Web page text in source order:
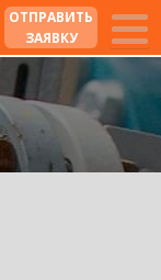
ОТПРАВИТЬ
ЗАЯВКУ